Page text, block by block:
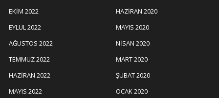
EKIM 2022
EYLÜL 2022
AĞUSTOS 2022
TEMMUZ 2022
HAZIRAN 2022
MAYIS 2022
HAZIRAN 2020
MAYIS 2020
NISAN 2020
MART 2020
ŞUBAT 2020
OCAK 2020